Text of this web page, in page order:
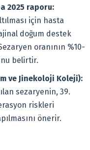
2025 raporu:
için hasta
doğum destek
oranının %10-
belirtir.
ve Jinekoloji Koleji):
sezaryenin, 39.
riskleri
önerir.